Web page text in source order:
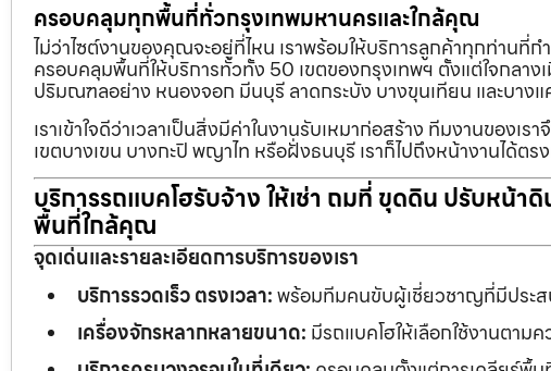
ครอบคลุมทุกพื้นที่ทั่วกรุงเทพมหานครและใกล้คุณ
ไม่ว่าไซต์งานของคุณจะอยู่ที่ไหน เราพร้อมให้บริการลูกค้าทุกท่านที่ก
ครอบคลุมพื้นที่ให้บริการทั่วทั้ง 50 เขตของกรุงเทพฯ ตั้งแต่ใจกลา
ปริมณฑลอย่าง หนองจอก มีนบุรี ลาดกระบัง บางขุนเทียน และบางแ
เราเข้าใจดีว่าเวลาเป็นสิ่งมีค่าในงานรับเหมาก่อสร้าง ทีมงานของ
เขตบางเขน บางกะปิ พญาไท หรือฝั่งธนบุรี เราก็ไปถึงหน้างานไ
บริการรถแบคโฮรับจ้าง ให้เช่า ถมที่ ขุดดิน ปรับหน้า
พื้นที่ใกล้คุณ
จุดเด่นและรายละเอียดการบริการของเรา
บริการรวดเร็ว ตรงเวลา:พร้อมทีมคนขับผู้เชี่ยวชาญที่มีประ
เครื่องจักรหลากหลายขนาด: มีรถแบคโฮให้เลือกใช้งานตา